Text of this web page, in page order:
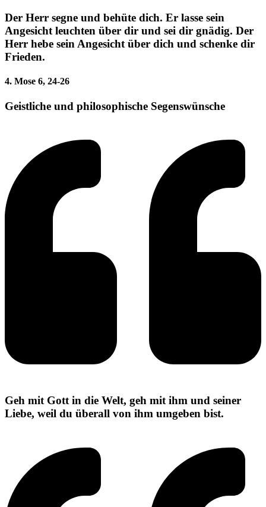
Der Herr segne und behüte dich. Er lasse sein
Angesicht leuchten über dir und sei dir gnädig. Der
Herr hebe sein Angesicht über dich und schenke dir
Frieden.
4. Mose 6, 24-26
Geistliche und philosophische Segenswünsche
Geh mit Gott in die Welt, geh mit ihm und seiner
Liebe, weil du überall von ihm umgeben bist.